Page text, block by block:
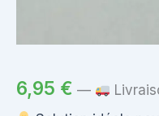
6,95 € —